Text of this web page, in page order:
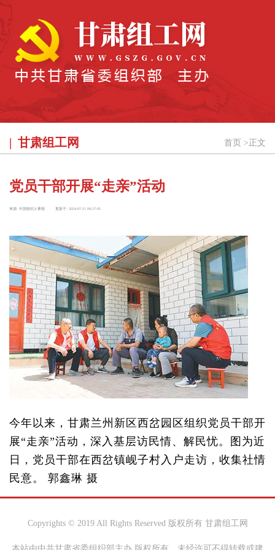
甘肃组工网 首页 > 正文
党员干部开展“走亲”活动
来源: 中国组织人事报 更新于: 2024-07-11 09:27:05
今年以来，甘肃兰州新区西岔园区组织党员干部开
展“走亲”活动，深入基层访民情、解民忧。图为近
日，党员干部在西岔镇岘子村入户走访，收集社情
民意。 郭鑫琳 摄
Copyrights © 2019 All Rights Reserved 版权所有 甘肃组工网